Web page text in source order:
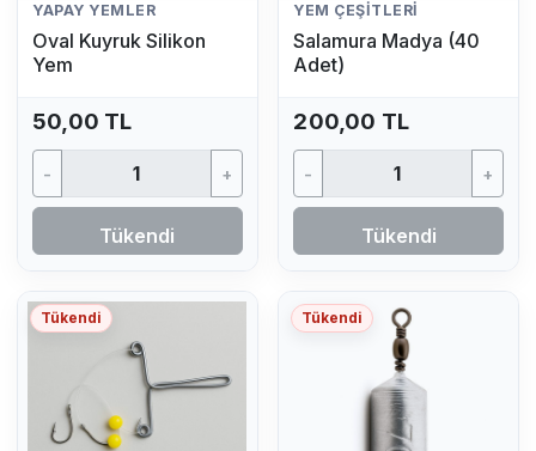
YAPAY YEMLER
Oval Kuyruk Silikon
Yem
50,00 TL
- +
Tükendi
YEM ÇEŞITLERI
Salamura Madya (40
Adet)
200,00 TL
- +
Tükendi
Tükendi Tükendi